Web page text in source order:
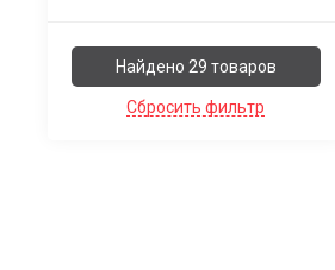
Найдено 29 товаров
Сбросить фильтр